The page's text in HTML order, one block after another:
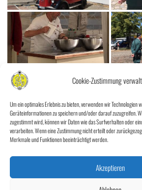
Cookie-Zustimmung
Um ein optimales Erlebnis zu bieten, verwenden wir Technologien
Geräteinformationen zu speichern und/oder darauf zuzugreifen.
zugestimmt wird, können wir Daten wie das Surfverhalten oder
verarbeiten. Wenn eine Zustimmung nicht erteilt oder
Merkmale und Funktionen beeinträchtigt werden.
Akzeptieren